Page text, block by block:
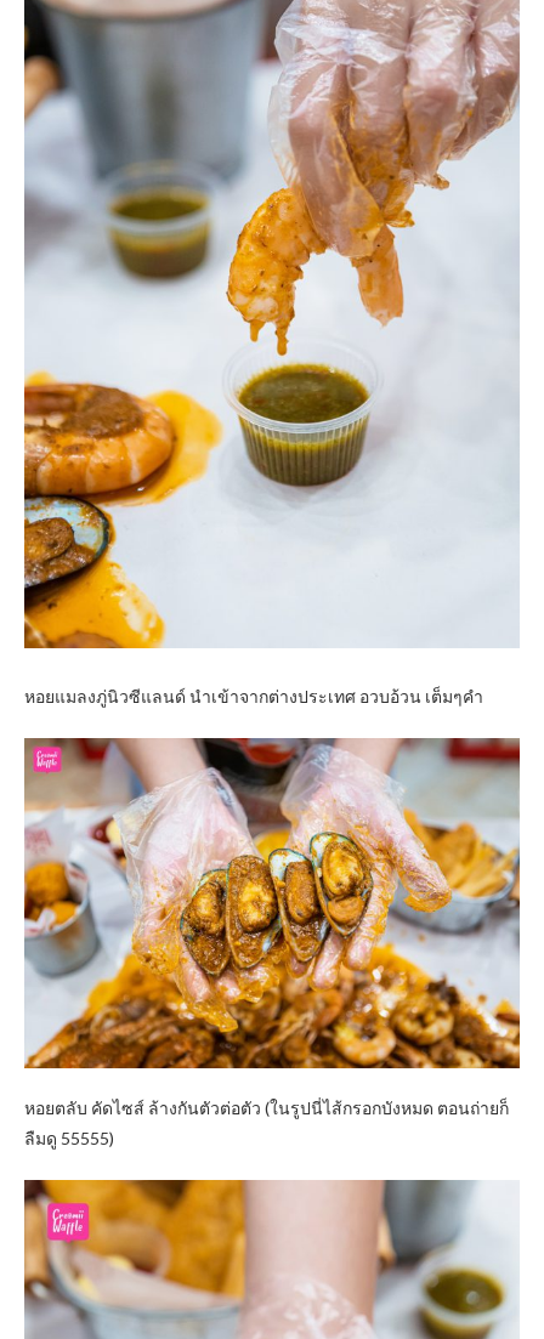
หอยแมลงภู่นิวซีแลนด์ นำเข้าจากต่างประเทศ อวบอ้วน เต็มๆคำ
หอยตลับ คัดไซส์ ล้างกันตัวต่อตัว (ในรูปนี่ไส้กรอกบังหมด ตอนถ่ายก็
ลืมดู 55555)